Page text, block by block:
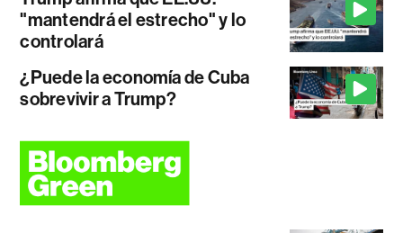
"mantendrá el estrecho" y lo
controlará
¿Puede la economía de Cuba
sobrevivir a Trump?